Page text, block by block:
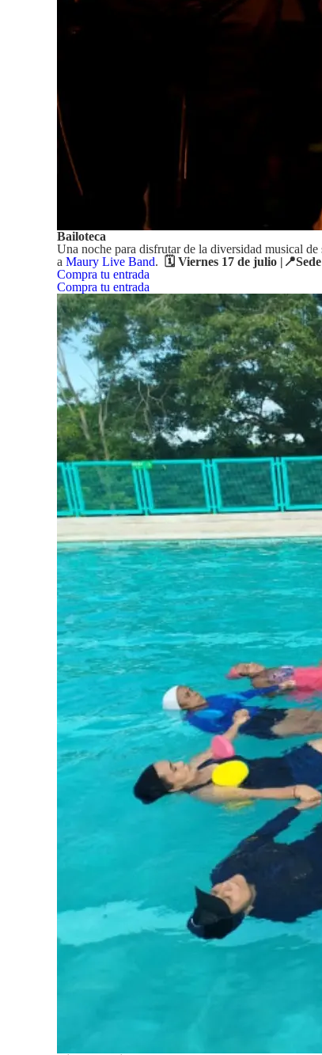
Bailoteca
Una noche para disfrutar de la diversidad musical
a Maury Live Band.
🗓️ Viernes 17 de julio
Compra tu entrada
Compra tu entrada